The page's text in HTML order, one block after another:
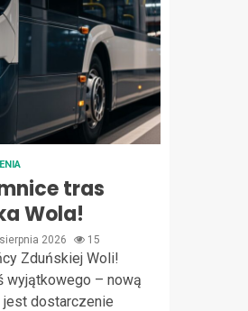
tras
Wola!
2026 15
Zduńskiej Woli!
wyjątkowego – nową
jest dostarczenie